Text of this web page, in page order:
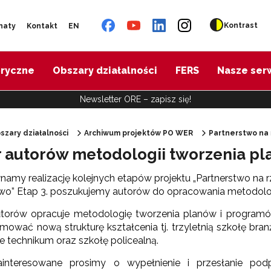
Kontakt EN Kontrast
Obszary działalności FERS Nasze
Newsletter ORE – zapisz się!
psychologiczno-pedagogiczna"
zawodowe – przygotowanie trenerów"
doradztwo edukacyjno-zawodowe"
modelu SCWEW"
działalności Archiwum projektów PO WER Partnerstwo na
autorów metodologii tworzenia
realizację kolejnych etapów projektu „Partnerstwo na
Etap 3. poszukujemy autorów do opracowania
opracuje metodologię tworzenia planów i
nową strukturę kształcenia tj. trzyletnią szkołę
technikum oraz szkołę policealną.
prosimy o wypełnienie i przesłanie